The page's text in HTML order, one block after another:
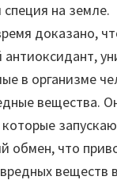
специя на земле.
доказано,
антиоксидант,
в организме
вещества.
обмен, что
веществ